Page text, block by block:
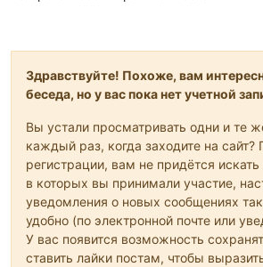
Здравствуйте! Похоже, вам
беседа, но у вас пока нет учетной
Вы устали просматривать одни и те
каждый раз, когда заходите на сайт?
регистрации, вам не придётся
в которых вы принимали участие,
уведомления о новых сообщениях
удобно (по электронной почте или
У вас появится возможность
ставить лайки постам, чтобы